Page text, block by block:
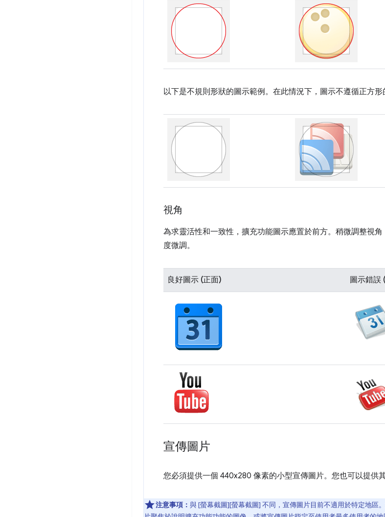
以下是不規則形狀的圖示範例。在此情況下，圖示不遵循正方形
視角
為求靈活性和一致性，擴充功能圖示應置於前方。稍微調整視
度微調。
良好圖示 (正面) 圖示錯誤
宣傳圖片
您必須提供一個 440x280 像素的小型宣傳圖片。您也可以提供
注意事項： 與 [螢幕截圖][螢幕截圖] 不同，宣傳圖片目前不適用於特定地區